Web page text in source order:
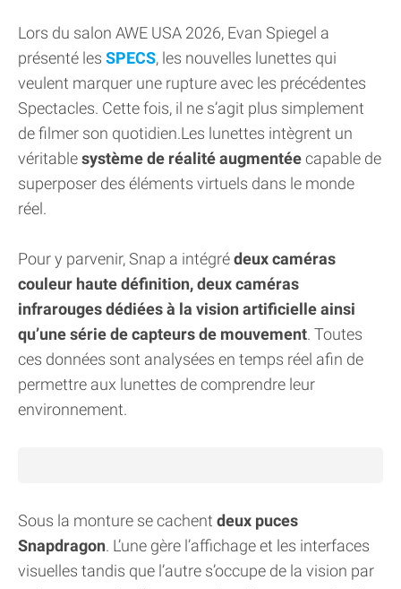
Lors du salon AWE USA 2026, Evan Spiegel a
présenté les SPECS, les nouvelles lunettes qui
veulent marquer une rupture avec les précédentes
Spectacles. Cette fois, il ne s’agit plus simplement
de filmer son quotidien.Les lunettes intègrent un
véritablesystème de réalité augmentéecapable de
superposer des éléments virtuels dans le monde
réel.
Pour y parvenir, Snap a intégrédeux caméras
couleur haute définition, deux caméras
infrarouges dédiées à la vision artificielle ainsi
qu’une série de capteurs de mouvement. Toutes
ces données sont analysées en temps réel afin de
permettre aux lunettes de comprendre leur
environnement.
Sous la monture se cachent deux puces
Snapdragon. L’une gère l’affichage et les interfaces
visuelles tandis que l’autre s’occupe de la vision par